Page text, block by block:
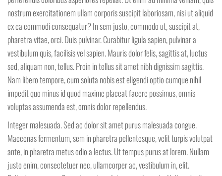
nostrum exercitationem ullam corporis suscipit laboriosam, nisi ut aliquid
ex ea commodi consequatur? In sem justo, commodo ut, suscipit at,
pharetra vitae, orci. Duis pulvinar. Curabitur ligula sapien, pulvinar a
vestibulum quis, facilisis vel sapien. Mauris dolor felis, sagittis at, luctus
sed, aliquam non, tellus. Proin in tellus sit amet nibh dignissim sagittis.
Nam libero tempore, cum soluta nobis est eligendi optio cumque nihil
impedit quo minus id quod maxime placeat facere possimus, omnis
voluptas assumenda est, omnis dolor repellendus.
Integer malesuada. Sed ac dolor sit amet purus malesuada congue.
Maecenas fermentum, sem in pharetra pellentesque, velit turpis volutpat
ante, in pharetra metus odio a lectus. Ut tempus purus at lorem. Nullam
justo enim, consectetuer nec, ullamcorper ac, vestibulum in, elit.